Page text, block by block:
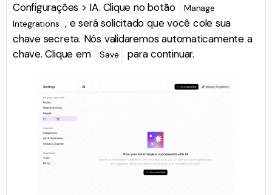
Configurações > IA. Clique no botão
Manage
Integrations , e será solicitado que você cole sua
chave secreta. Nós validaremos automaticamente a
chave. Clique em
Save para continuar.